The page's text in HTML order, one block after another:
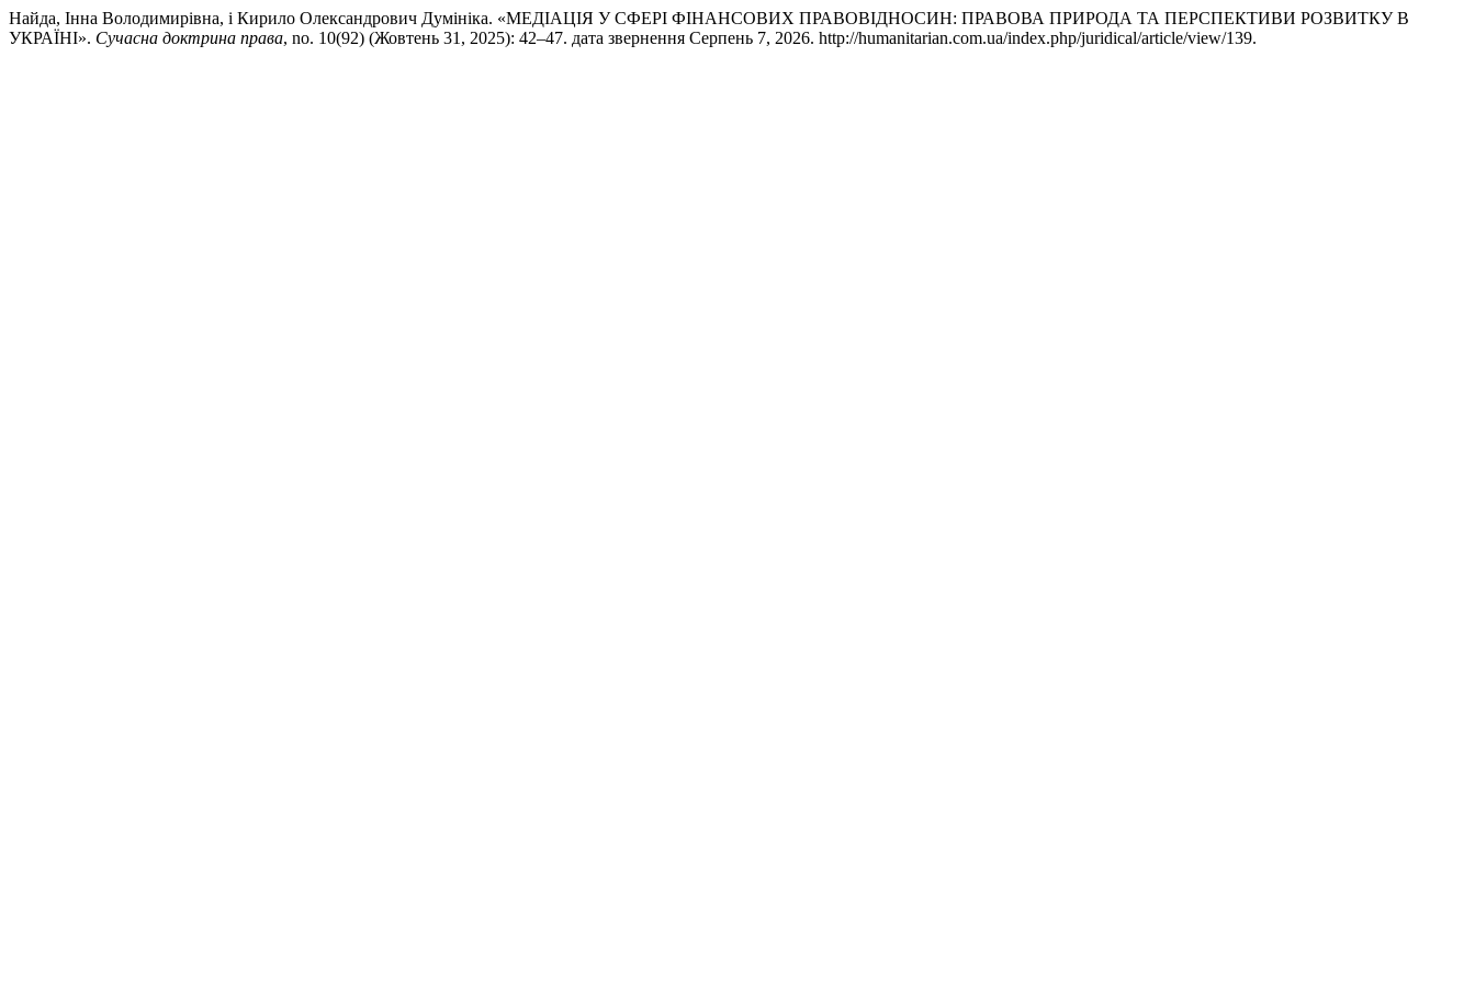
Найда, Інна Володимирівна, і Кирило Олександрович Думініка. «МЕДІАЦІЯ У СФЕРІ ФІНАНСОВИХ ПРАВОВІДНОСИН: ПРАВОВА ПРИРОДА ТА ПЕРСПЕКТИВИ РОЗВИТКУ В
УКРАЇНІ». Сучасна доктрина права, no. 10(92) (Жовтень 31, 2025): 42–47. дата звернення Серпень 7, 2026. http://humanitarian.com.ua/index.php/juridical/article/view/139.